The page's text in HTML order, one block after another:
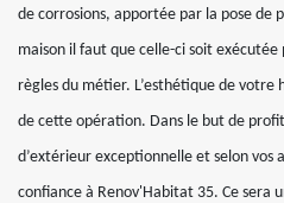
de corrosions, apportée par la pose de
maison il faut que celle-ci soit
règles du métier. L’esthétique de
de cette opération. Dans le but de
d’extérieur exceptionnelle et selon vos
confiance à Renov'Habitat 35. Ce sera